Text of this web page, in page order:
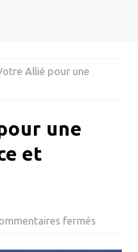
Allié pour une
une
et
fermés